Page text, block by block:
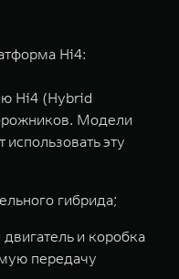
Hi4:
Hi4 (Hybrid
Модели
эту
гибрида;
и коробка
передачу